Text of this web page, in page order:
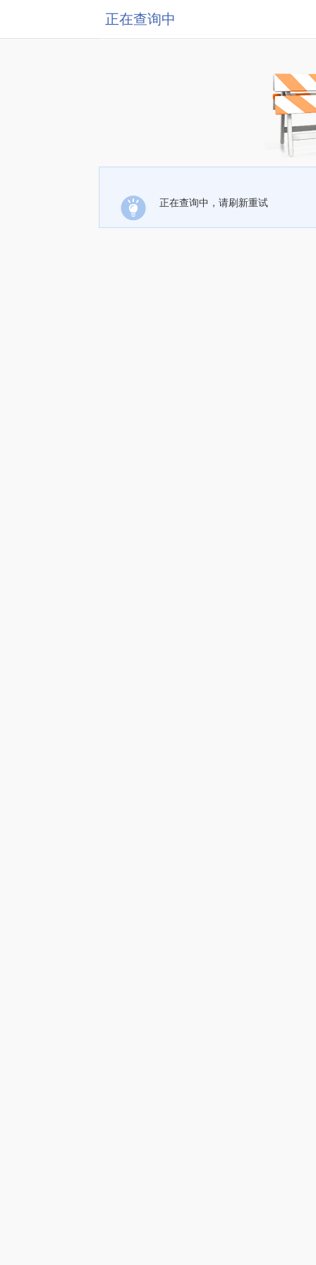
正在查询中
正在查询中，请刷新重试